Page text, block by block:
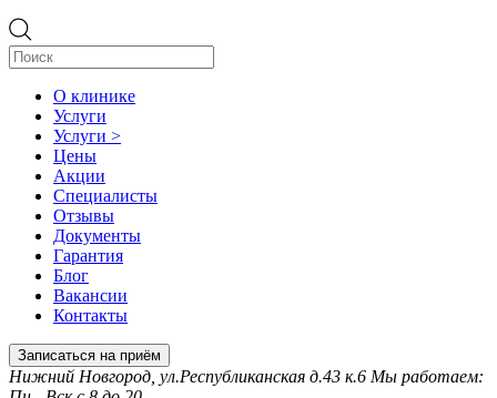
О клинике
Услуги
Услуги >
Цены
Акции
Специалисты
Отзывы
Документы
Гарантия
Блог
Вакансии
Контакты
Записаться на приём
Нижний Новгород, ул.Республиканская д.43 к.6 Мы работаем: